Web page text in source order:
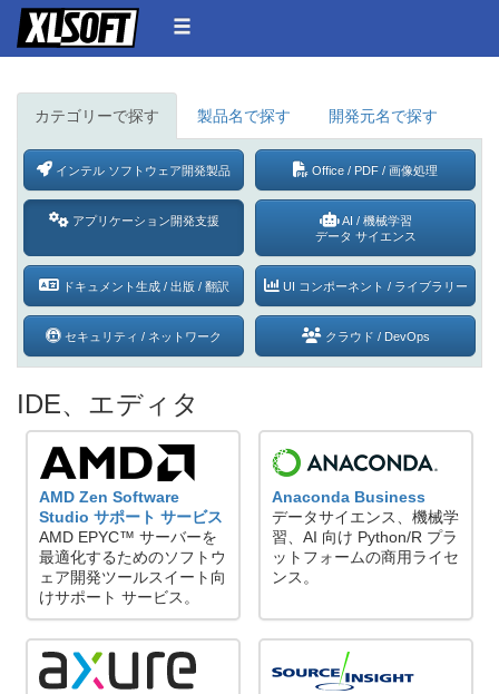
カテゴリーで探す 製品名で探す 開発元名で探す
インテル ソフトウェア開発製品 Office / PDF / 画像処理
アプリケーション開発支援
AI / 機械学習
データ サイエンス
ドキュメント生成 / 出版 / 翻訳 UI コンポーネント / ライブラリー
セキュリティ / ネットワーク クラウド / DevOps
IDE、エディタ
AMD Zen Software
Studio サポート サービス
AMD EPYC™ サーバーを
最適化するためのソフトウ
ェア開発ツールスイート向
けサポート サービス。
Anaconda Business
データサイエンス、機械学
習、AI 向け Python/R プラ
ットフォームの商用ライセ
ンス。